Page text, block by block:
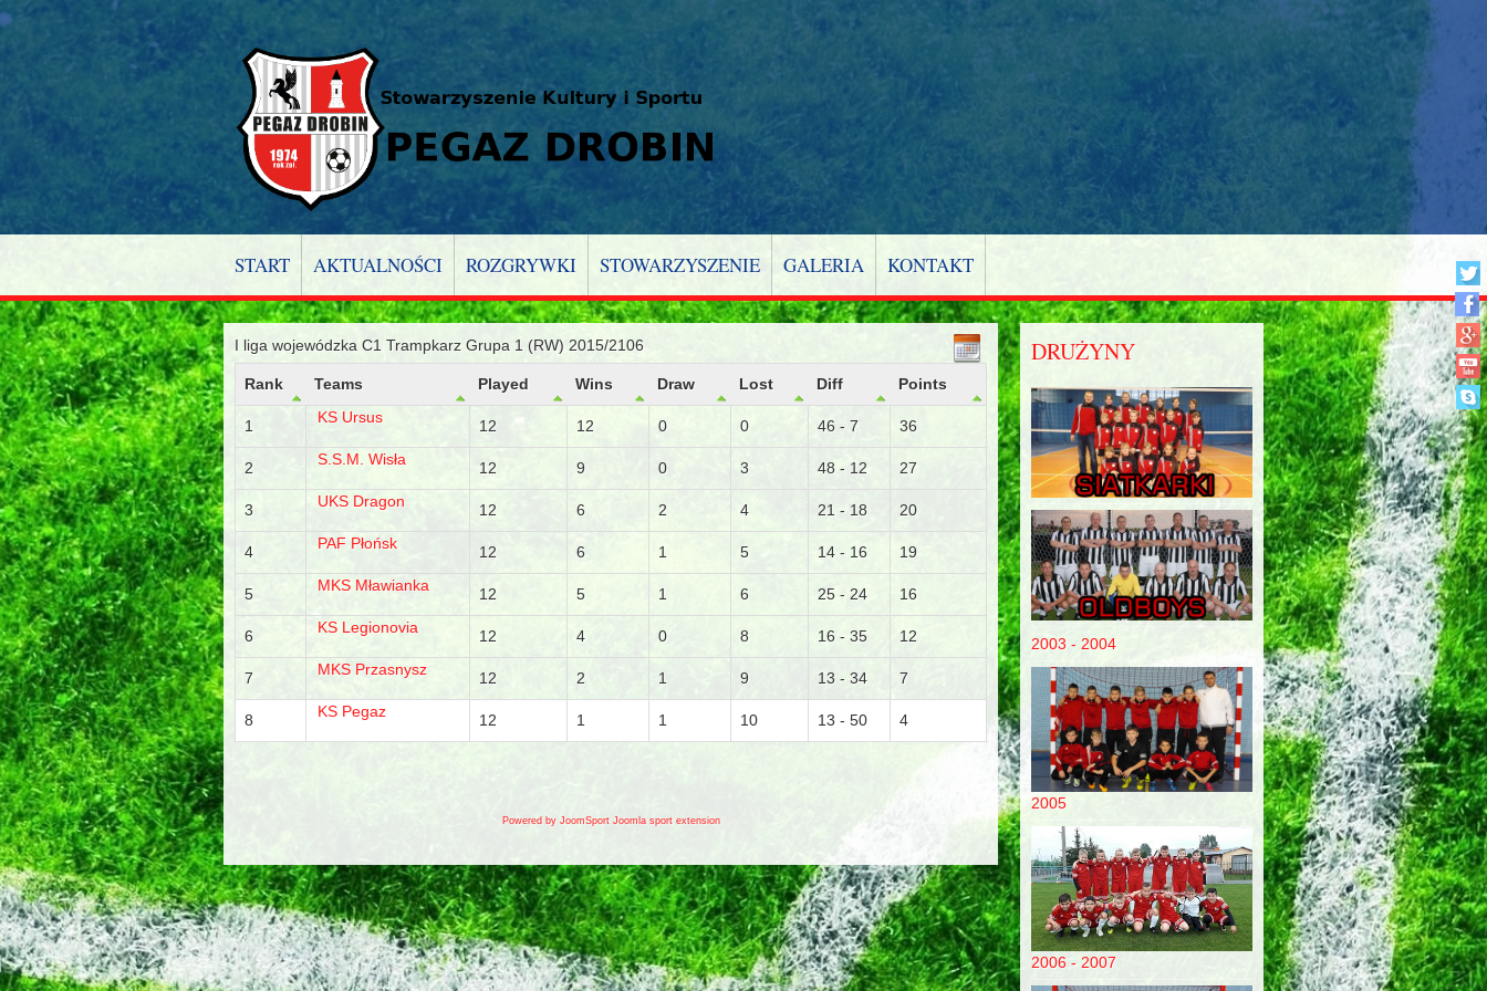
START AKTUALNOŚCI ROZGRYWKI STOWARZYSZENIE GALERIA KONTAKT
I liga wojewódzka C1 Trampkarz Grupa 1 (RW) 2015/2106
Rank Teams Played Wins Draw Lost Diff Points
1 KS Ursus 12 12 0 0 46 - 7 36
2 S.S.M. Wisła 12 9 0 3 48 - 12 27
3 UKS Dragon 12 6 2 4 21 - 18 20
4 PAF Płońsk 12 6 1 5 14 - 16 19
5 MKS Mławianka 12 5 1 6 25 - 24 16
6 KS Legionovia 12 4 0 8 16 - 35 12
7 MKS Przasnysz 12 2 1 9 13 - 34 7
8 KS Pegaz 12 1 1 10 13 - 50 4
Powered by JoomSport Joomla sport extension
DRUŻYNY
2003 - 2004
2005
2006 - 2007